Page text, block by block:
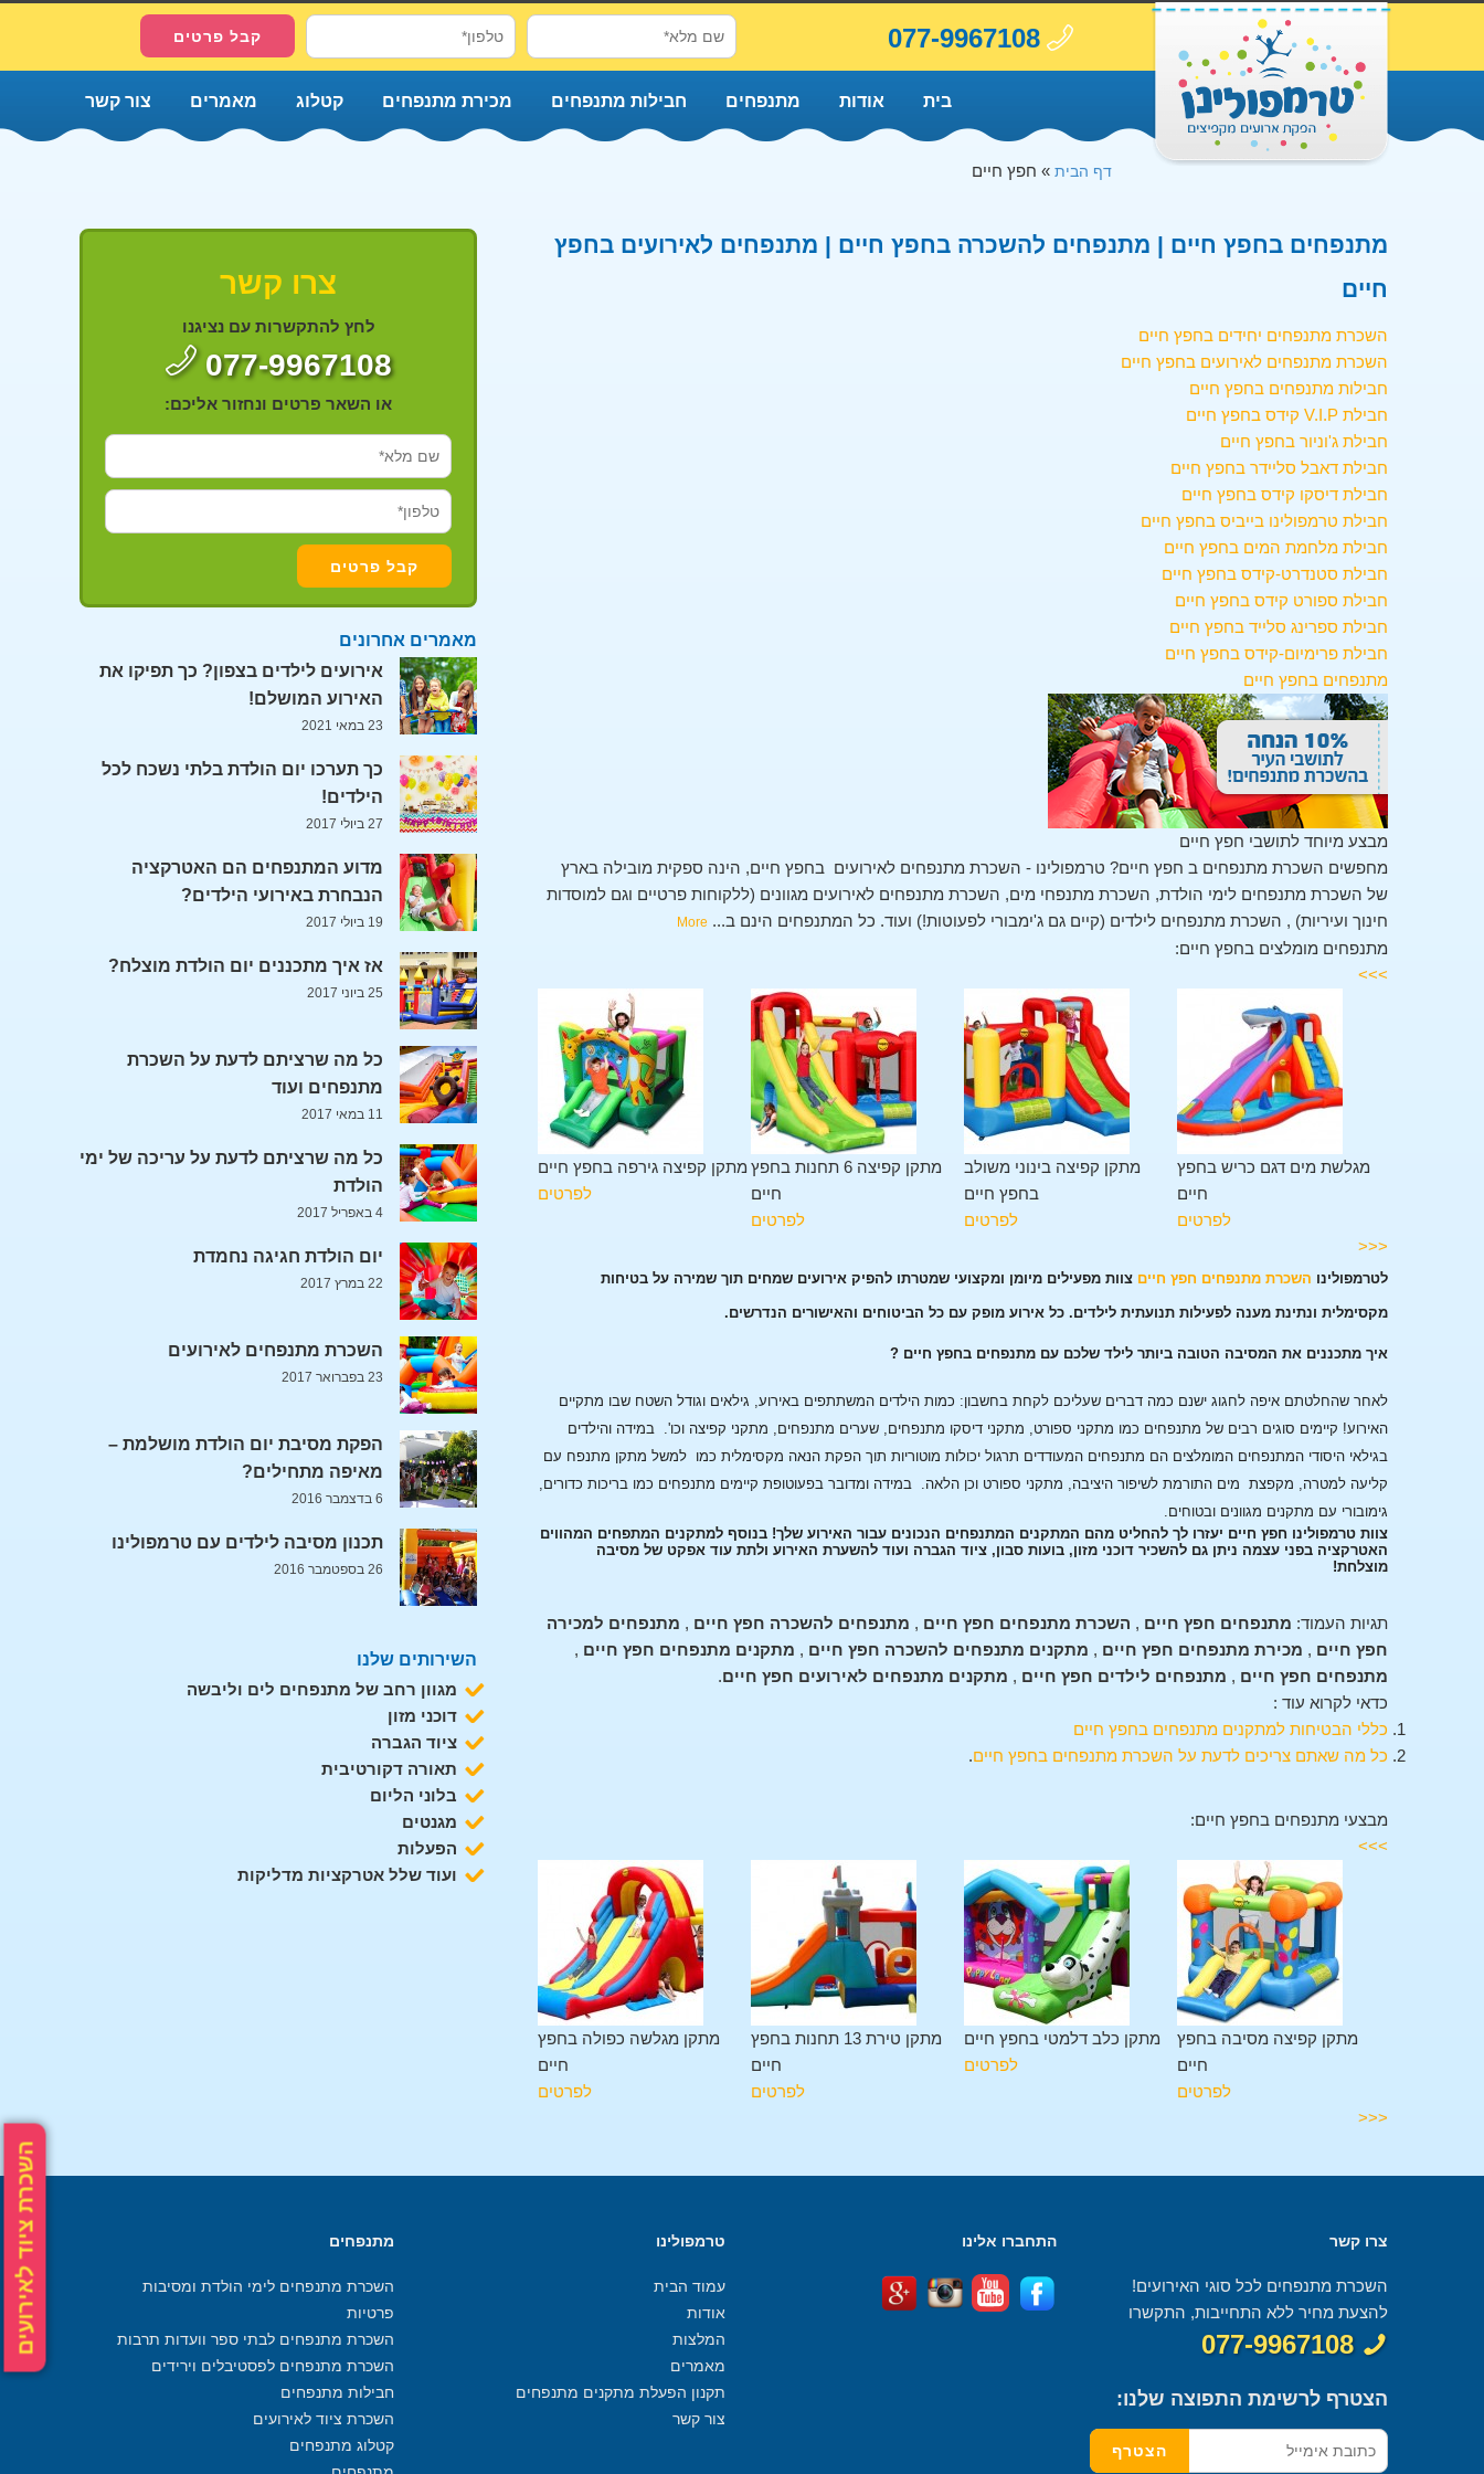
השכרת ציוד לאירועים
077-9967108
בית אודות מתנפחים חבילות מתנפחים מכירת מתנפחים קטלוג מאמרים צור קשר
דף הבית » חפץ חיים
מתנפחים בחפץ חיים | מתנפחים להשכרה בחפץ חיים | מתנפחים לאירועים בחפץ
חיים
השכרת מתנפחים יחידים בחפץ חיים
השכרת מתנפחים לאירועים בחפץ חיים
חבילות מתנפחים בחפץ חיים
חבילת V.I.P קידס בחפץ חיים
חבילת ג'וניור בחפץ חיים
חבילת דאבל סליידר בחפץ חיים
חבילת דיסקו קידס בחפץ חיים
חבילת טרמפולינו בייביס בחפץ חיים
חבילת מלחמת המים בחפץ חיים
חבילת סטנדרט-קידס בחפץ חיים
חבילת ספורט קידס בחפץ חיים
חבילת ספרינג סלייד בחפץ חיים
חבילת פרימיום-קידס בחפץ חיים
מתנפחים בחפץ חיים
מבצע מיוחד לתושבי חפץ חיים
מחפשים השכרת מתנפחים ב חפץ חיים? טרמפולינו - השכרת מתנפחים לאירועים בחפץ חיים, הינה ספקית מובילה בארץ
של השכרת מתנפחים לימי הולדת, השכרת מתנפחי מים, השכרת מתנפחים לאירועים מגוונים (ללקוחות פרטיים וגם למוסדות
חינוך ועיריות) , השכרת מתנפחים לילדים (קיים גם ג'ימבורי לפעוטות!) ועוד. כל המתנפחים הינם ב...
More
מתנפחים מומלצים בחפץ חיים:
>>>
מתקן קפיצה גירפה בחפץ חיים
לפרטים
מתקן קפיצה 6 תחנות בחפץ
חיים
לפרטים
מתקן קפיצה בינוני משולב
בחפץ חיים
לפרטים
מגלשת מים דגם כריש בחפץ
חיים
לפרטים
<<<
לטרמפולינו השכרת מתנפחים חפץ חיים צוות מפעילים מיומן ומקצועי שמטרתו להפיק אירועים שמחים תוך שמירה על בטיחות
מקסימלית ונתינת מענה לפעילות תנועתית לילדים. כל אירוע מופק עם כל הביטוחים והאישורים הנדרשים.
איך מתכננים את המסיבה הטובה ביותר לילד שלכם עם מתנפחים בחפץ חיים ?
לאחר שהחלטתם איפה לחגוג ישנם כמה דברים שעליכם לקחת בחשבון: כמות הילדים המשתתפים באירוע, גילאים וגודל השטח שבו מתקיים
האירוע! קיימים סוגים רבים של מתנפחים כמו מתקני ספורט, מתקני דיסקו מתנפחים, שערים מתנפחים, מתקני קפיצה וכו'. במידה והילדים
בגילאי היסודי המתנפחים המומלצים הם מתנפחים המעודדים תרגול יכולות מוטוריות תוך הפקת הנאה מקסימלית כמו למשל מתקן מתנפח עם
קליעה למטרה, מקפצת מים התורמת לשיפור היציבה, מתקני ספורט וכן הלאה. במידה ומדובר בפעוטופת קיימים מתנפחים כמו בריכות כדורים,
גימובורי עם מתקנים מגוונים ובטוחים.
צוות טרמפולינו חפץ חיים יעזרו לך להחליט מהם המתקנים המתנפחים הנכונים עבור האירוע שלך! בנוסף למתקנים המתפחים המהווים
האטרקציה בפני עצמה ניתן גם להשכיר דוכני מזון, בועות סבון, ציוד הגברה ועוד להשערת האירוע ולתת עוד אפקט של מסיבה
מוצלחת!
תגיות העמוד: מתנפחים חפץ חיים , השכרת מתנפחים חפץ חיים , מתנפחים להשכרה חפץ חיים , מתנפחים למכירה
חפץ חיים , מכירת מתנפחים חפץ חיים , מתקנים מתנפחים להשכרה חפץ חיים , מתקנים מתנפחים חפץ חיים ,
מתנפחים חפץ חיים , מתנפחים לילדים חפץ חיים , מתקנים מתנפחים לאירועים חפץ חיים.
כדאי לקרוא עוד :
כללי הבטיחות למתקנים מתנפחים בחפץ חיים
כל מה שאתם צריכים לדעת על השכרת מתנפחים בחפץ חיים.
מבצעי מתנפחים בחפץ חיים:
>>>
מתקן מגלשה כפולה בחפץ
חיים
לפרטים
מתקן טירת 13 תחנות בחפץ
חיים
לפרטים
מתקן כלב דלמטי בחפץ חיים
לפרטים
מתקן קפיצה מסיבה בחפץ
חיים
לפרטים
<<<
צרו קשר
לחץ להתקשרות עם נציגנו
077-9967108
או השאר פרטים ונחזור אליכם:
מאמרים אחרונים
אירועים לילדים בצפון? כך תפיקו את
האירוע המושלם!
23 במאי 2021
כך תערכו יום הולדת בלתי נשכח לכל
הילדים!
27 ביולי 2017
מדוע המתנפחים הם האטרקציה
הנבחרת באירועי הילדים?
19 ביולי 2017
אז איך מתכננים יום הולדת מוצלח?
25 ביוני 2017
כל מה שרציתם לדעת על השכרת
מתנפחים ועוד
11 במאי 2017
כל מה שרציתם לדעת על עריכה של ימי
הולדת
4 באפריל 2017
יום הולדת חגיגה נחמדת
22 במרץ 2017
השכרת מתנפחים לאירועים
23 בפברואר 2017
הפקת מסיבת יום הולדת מושלמת –
מאיפה מתחילים?
6 בדצמבר 2016
תכנון מסיבה לילדים עם טרמפולינו
26 בספטמבר 2016
השירותים שלנו
מגוון רחב של מתנפחים לים וליבשה
דוכני מזון
ציוד הגברה
תאורה דקורטיבית
בלוני הליום
מגנטים
הפעלות
ועוד שלל אטרקציות מדליקות
צרו קשר
השכרת מתנפחים לכל סוגי האירועים!
להצעת מחיר ללא התחייבות, התקשרו
077-9967108
הצטרף לרשימת התפוצה שלנו:
התחברו אלינו טרמפולינו
עמוד הבית
אודות
המלצות
מאמרים
תקנון הפעלת מתקנים מתנפחים
צור קשר
מתנפחים
השכרת מתנפחים לימי הולדת ומסיבות
פרטיות
השכרת מתנפחים לבתי ספר וועדות תרבות
השכרת מתנפחים לפסטיבלים וירידים
חבילות מתנפחים
השכרת ציוד לאירועים
קטלוג מתנפחים